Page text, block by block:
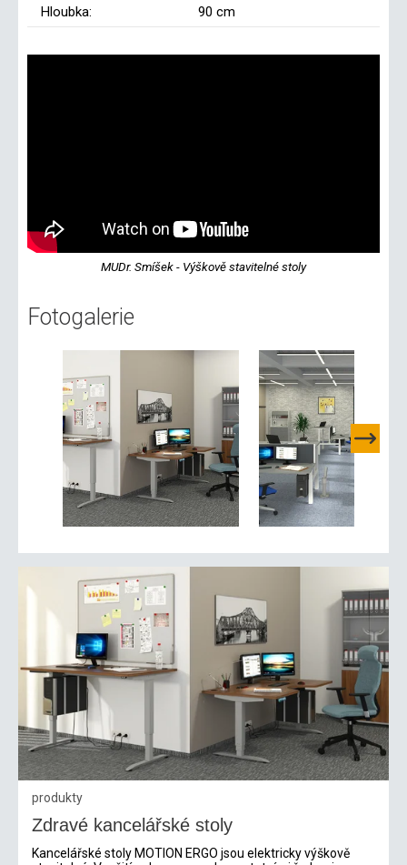
Hloubka:
90 cm
MUDr. Smíšek - Výškově stavitelné stoly
Fotogalerie
produkty
Zdravé kancelářské stoly
Kancelářské stoly MOTION ERGO jsou elektricky výškově